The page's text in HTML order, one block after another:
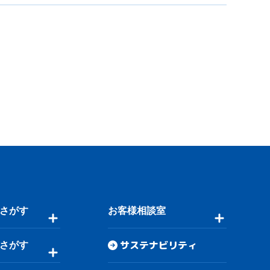
がす
がす
お客様相談室
サステナビリティ